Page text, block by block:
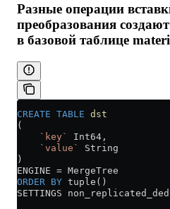
Разные операции
преобразования
в базовой таблице
CREATE TABLE dst
(
    `key`
Int64,
    `value`
String
)
ENGINE = MergeTree
ORDER BY tuple()
SETTINGS